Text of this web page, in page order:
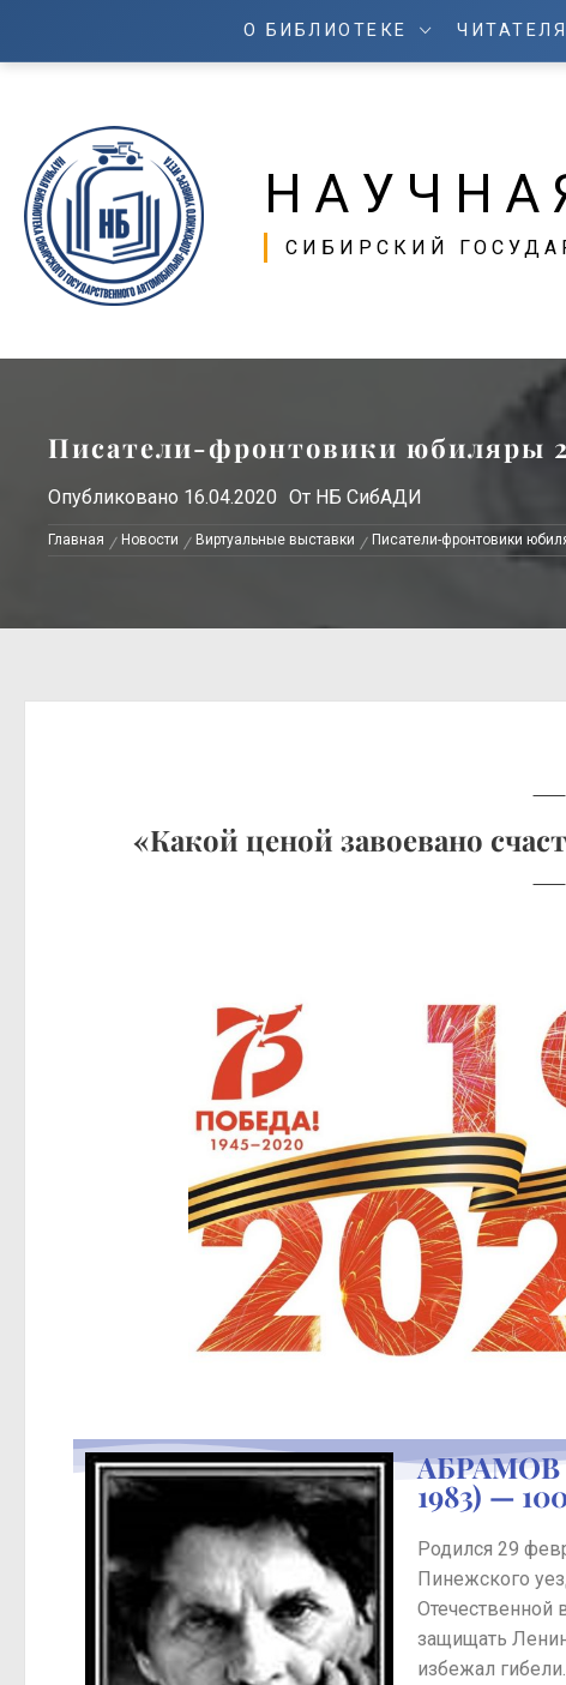
О БИБЛИОТЕКЕ
СИБИРСКИЙ
Писатели-фронтовики юбиляры
Опубликовано 16.04.2020 От НБ СибАДИ
Главная Новости Виртуальные выставки Писатели-фронтовики
«Какой ценой завоевано
АБРАМОВ
1983) —
Родился 29
Пинежского
защищать
избежал